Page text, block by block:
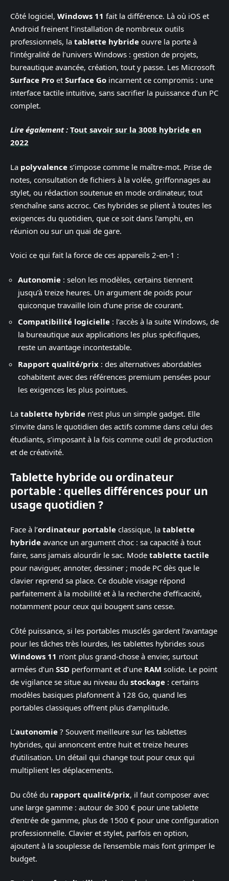
Côté logiciel, Windows 11 fait la différence. Là où iOS et
Android freinent l’installation de nombreux outils
professionnels, la tablette hybride ouvre la porte à
l’intégralité de l’univers Windows : gestion de projets,
bureautique avancée, création, tout y passe. Les Microsoft
Surface Pro et Surface Go incarnent ce compromis : une
interface tactile intuitive, sans sacrifier la puissance d’un PC
complet.
Lire également : Tout savoir sur la 3008 hybride en
2022
La polyvalence s’impose comme le maître-mot. Prise de
notes, consultation de fichiers à la volée, griffonnages au
stylet, ou rédaction soutenue en mode ordinateur, tout
s’enchaîne sans accroc. Ces hybrides se plient à toutes les
exigences du quotidien, que ce soit dans l’amphi, en
réunion ou sur un quai de gare.
Voici ce qui fait la force de ces appareils 2-en-1 :
Autonomie : selon les modèles, certains tiennent
jusqu’à treize heures. Un argument de poids pour
quiconque travaille loin d’une prise de courant.
Compatibilité logicielle : l’accès à la suite Windows, de
la bureautique aux applications les plus spécifiques,
reste un avantage incontestable.
Rapport qualité/prix : des alternatives abordables
cohabitent avec des références premium pensées pour
les exigences les plus pointues.
La tablette hybride n’est plus un simple gadget. Elle
s’invite dans le quotidien des actifs comme dans celui des
étudiants, s’imposant à la fois comme outil de production
et de créativité.
Tablette hybride ou ordinateur
portable : quelles différences pour un
usage quotidien ?
Face à l’ordinateur portable classique, la tablette
hybride avance un argument choc : sa capacité à tout
faire, sans jamais alourdir le sac. Mode tablette tactile
pour naviguer, annoter, dessiner ; mode PC dès que le
clavier reprend sa place. Ce double visage répond
parfaitement à la mobilité et à la recherche d’efficacité,
notamment pour ceux qui bougent sans cesse.
Côté puissance, si les portables musclés gardent l’avantage
pour les tâches très lourdes, les tablettes hybrides sous
Windows 11 n’ont plus grand-chose à envier, surtout
armées d’un SSD performant et d’une RAM solide. Le point
de vigilance se situe au niveau du stockage : certains
modèles basiques plafonnent à 128 Go, quand les
portables classiques offrent plus d’amplitude.
L’autonomie ? Souvent meilleure sur les tablettes
hybrides, qui annoncent entre huit et treize heures
d’utilisation. Un détail qui change tout pour ceux qui
multiplient les déplacements.
Du côté du rapport qualité/prix, il faut composer avec
une large gamme : autour de 300 € pour une tablette
d’entrée de gamme, plus de 1500 € pour une configuration
professionnelle. Clavier et stylet, parfois en option,
ajoutent à la souplesse de l’ensemble mais font grimper le
budget.